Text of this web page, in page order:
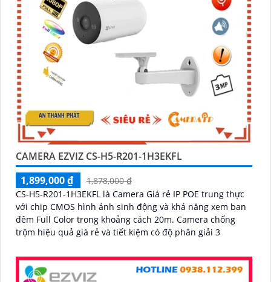
CAMERA EZVIZ CS-H5-R201-1H3EKFL
1,899,000 ₫
1,878,000 ₫
CS-H5-R201-1H3EKFL là Camera Giá rẻ IP POE trung thực
với chip CMOS hình ảnh sinh động và khả năng xem ban
đêm Full Color trong khoảng cách 20m. Camera chống
trộm hiệu quả giá rẻ và tiết kiệm có độ phân giải 3